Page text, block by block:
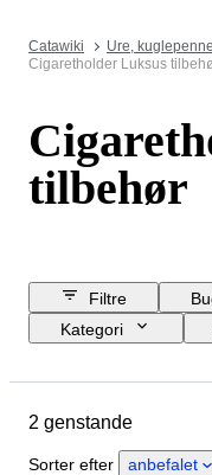
Catawiki Ure,
Cigaretholder Luksus
tilbehør
Filtre
Kategori
Materiale
2 genstande
Sorter efter anbefalet